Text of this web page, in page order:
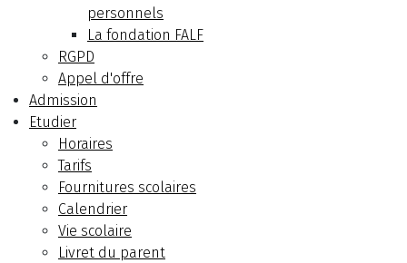
personnels
La fondation FALF
RGPD
Appel d'offre
Admission
Etudier
Horaires
Tarifs
Fournitures scolaires
Calendrier
Vie scolaire
Livret du parent